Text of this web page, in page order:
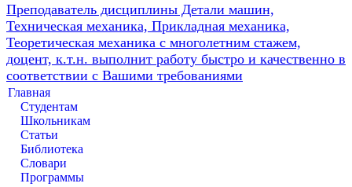
Преподаватель дисциплины Детали машин,
Техническая механика, Прикладная механика,
Теоретическая механика с многолетним стажем,
доцент, к.т.н. выполнит работу быстро и качественно в
соответствии с Вашими требованиями
Главная
Студентам
Школьникам
Статьи
Библиотека
Словари
Программы